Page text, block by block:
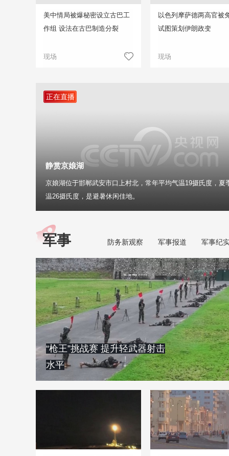
美中情局被爆秘密设立古巴工
作组 设法在古巴制造分裂
现场
以色列摩萨德两高官被
试图策划伊朗政变
现场
正在直播
静赏京娘湖
京娘湖位于邯郸武安市口上村北，常年平均气温19摄氏度，夏
温26摄氏度，是避暑休闲佳地。
军事 防务新观察 军事报道 军事纪
“枪王”挑战赛 提升轻武器射击
水平